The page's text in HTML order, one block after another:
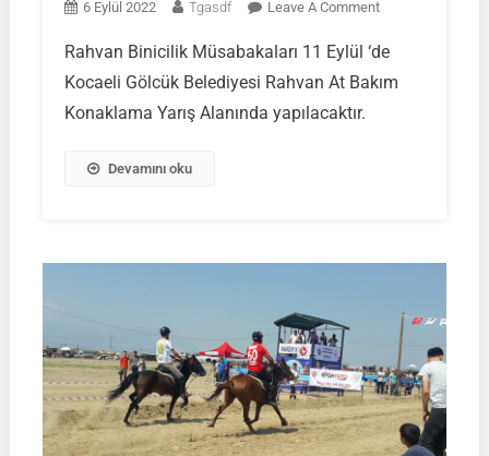
6 Eylül 2022 Tgasdf Leave A CommentOn
Binicilik
Müsabakası
Rahvan Binicilik Müsabakaları 11 Eylül ‘de
Kocaeli Gölcük Belediyesi Rahvan At Bakım
Konaklama Yarış Alanında yapılacaktır.
Devamını oku